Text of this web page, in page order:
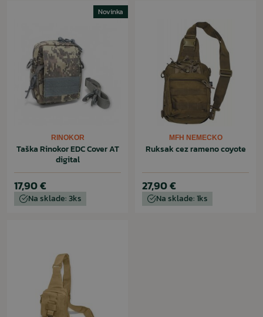
Novinka
RINOKOR
Taška Rinokor EDC Cover AT
digital
17,90 €
Na sklade: 3ks
MFH NEMECKO
Ruksak cez rameno coyote
27,90 €
Na sklade: 1ks